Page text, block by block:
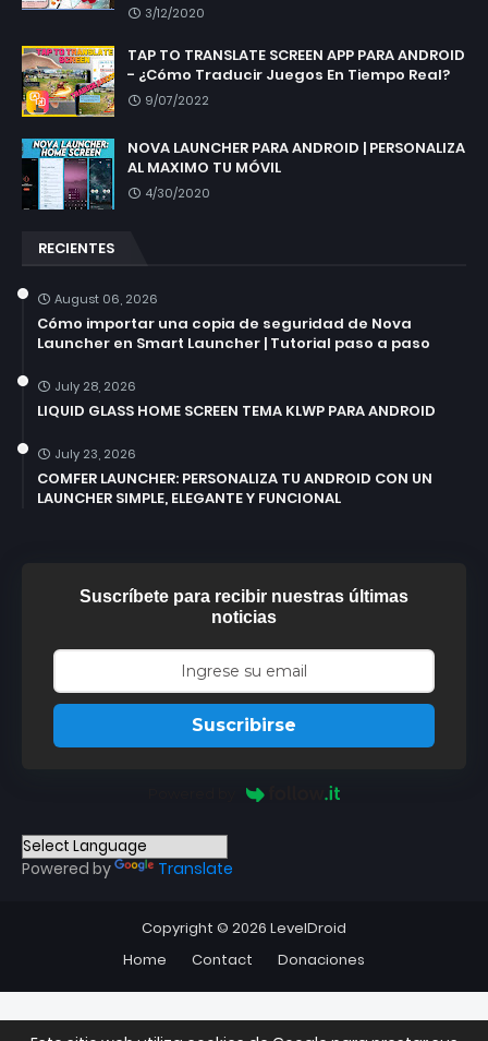
3/12/2020
TAP TO TRANSLATE SCREEN APP PARA ANDROID
- ¿Cómo Traducir Juegos En Tiempo Real?
9/07/2022
NOVA LAUNCHER PARA ANDROID | PERSONALIZA
AL MAXIMO TU MÓVIL
4/30/2020
RECIENTES
August 06, 2026
Cómo importar una copia de seguridad de Nova
Launcher en Smart Launcher | Tutorial paso a paso
July 28, 2026
LIQUID GLASS HOME SCREEN TEMA KLWP PARA ANDROID
July 23, 2026
COMFER LAUNCHER: PERSONALIZA TU ANDROID CON UN
LAUNCHER SIMPLE, ELEGANTE Y FUNCIONAL
Suscríbete para recibir nuestras últimas
noticias
Suscribirse
Powered by Translate
Copyright © 2026 LevelDroid
Home
Contact Donaciones